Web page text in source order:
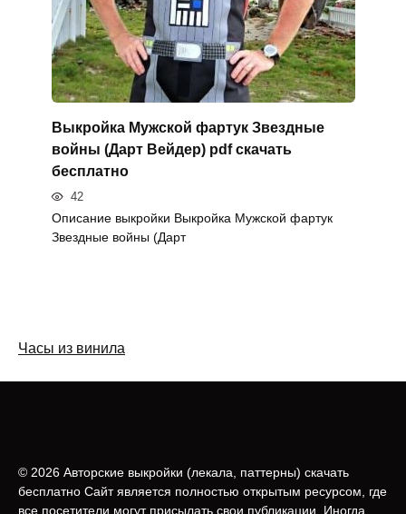
Выкройка Мужской фартук Звездные
войны (Дарт Вейдер) pdf скачать
бесплатно
42
Описание выкройки Выкройка Мужской фартук
Звездные войны (Дарт
Часы из винила
© 2026 Авторские выкройки (лeкала, паттерны) скачать
бесплатно Сайт является полностью открытым ресурсом, где
все посетители могут присылать свои публикации. Иногда